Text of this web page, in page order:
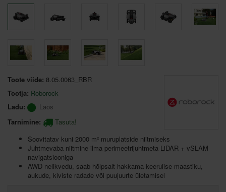
Toote viide: 8.05.0063_RBR
Tootja: Roborock
Ladu:
Laos
Tarnimine:
Tasuta!
Soovitatav kuni 2000 m² muruplatside niitmiseks
Juhtmevaba niitmine ilma perimeetrijuhtmeta LiDAR + vSLAM
navigatsiooniga
AWD nelikvedu, saab hõlpsalt hakkama keerulise maastiku,
aukude, kiviste radade või puujuurte ületamisel